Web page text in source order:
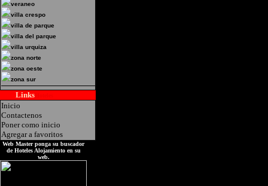
veraneo
villa crespo
villa de parque
villa del parque
villa urquiza
zona norte
zona oeste
zona sur
Links
Inicio
Contactenos
Poner como inicio
Agregar a favoritos
Web Master ponga su buscador
de Hoteles Alojamiento en su
web.